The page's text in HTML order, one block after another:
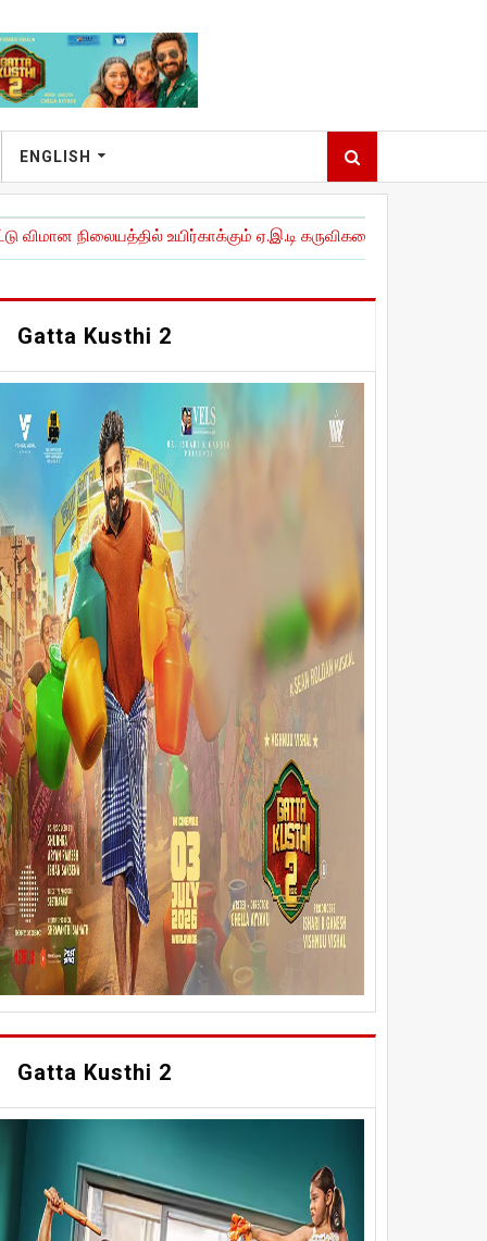
ENGLISH
உயிர்காக்கும் ஏ.இ.டி கருவிகளை நிறுவி அவசரகால இதய
Gatta Kusthi 2
Gatta Kusthi 2